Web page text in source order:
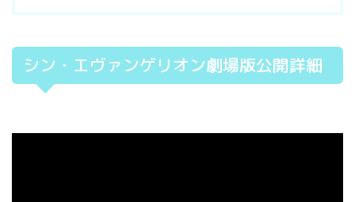
シン・エヴァンゲリオン劇場版公開詳細